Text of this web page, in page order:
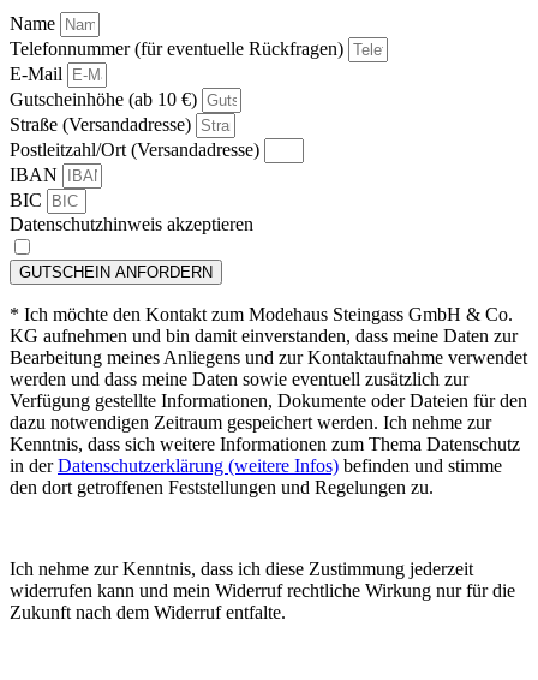
Name
Telefonnummer (für eventuelle Rückfragen)
E-Mail
Gutscheinhöhe (ab 10 €)
Straße (Versandadresse)
Postleitzahl/Ort (Versandadresse)
IBAN
BIC
Datenschutzhinweis akzeptieren
GUTSCHEIN ANFORDERN
* Ich möchte den Kontakt zum Modehaus Steingass GmbH & Co.
KG aufnehmen und bin damit einverstanden, dass meine Daten zur
Bearbeitung meines Anliegens und zur Kontaktaufnahme verwendet
werden und dass meine Daten sowie eventuell zusätzlich zur
Verfügung gestellte Informationen, Dokumente oder Dateien für den
dazu notwendigen Zeitraum gespeichert werden. Ich nehme zur
Kenntnis, dass sich weitere Informationen zum Thema Datenschutz
in derDatenschutzerklärung (weitere Infos) befinden und stimme
den dort getroffenen Feststellungen und Regelungen zu.
Ich nehme zur Kenntnis, dass ich diese Zustimmung jederzeit
widerrufen kann und mein Widerruf rechtliche Wirkung nur für die
Zukunft nach dem Widerruf entfalte.